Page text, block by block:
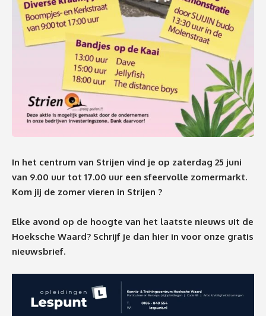
In het centrum van Strijen vind je op zaterdag 25 juni
van 9.00 uur tot 17.00 uur een sfeervolle zomermarkt.
Kom jij de zomer vieren in Strijen ?
Elke avond op de hoogte van het laatste nieuws uit de
Hoeksche Waard? Schrijf je dan hier in voor onze gratis
nieuwsbrief.